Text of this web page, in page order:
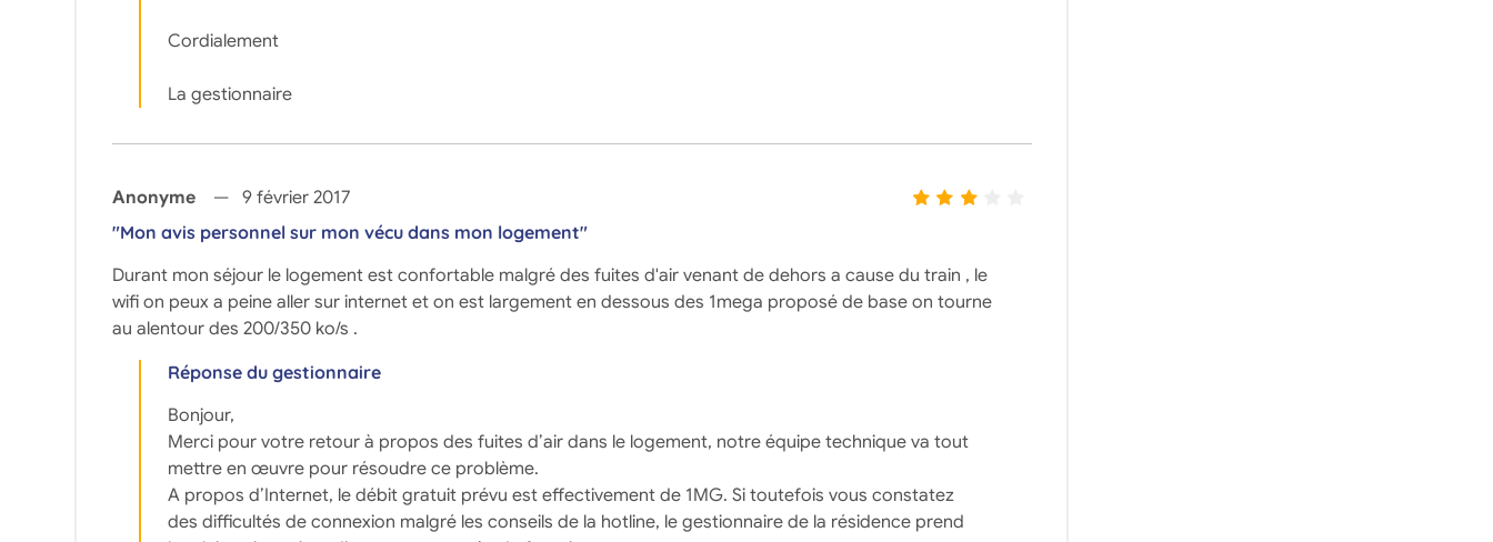
Cordialement
La gestionnaire
Anonyme
9 février 2017
"Mon avis personnel sur mon vécu dans mon logement"
Durant mon séjour le logement est confortable malgré des fuites d'air venant de dehors a cause du train , le
wifi on peux a peine aller sur internet et on est largement en dessous des 1mega proposé de base on tourne
au alentour des 200/350 ko/s .
Réponse du gestionnaire
Bonjour,
Merci pour votre retour à propos des fuites d’air dans le logement, notre équipe technique va tout
mettre en œuvre pour résoudre ce problème.
A propos d’Internet, le débit gratuit prévu est effectivement de 1MG. Si toutefois vous constatez
des difficultés de connexion malgré les conseils de la hotline, le gestionnaire de la résidence prend